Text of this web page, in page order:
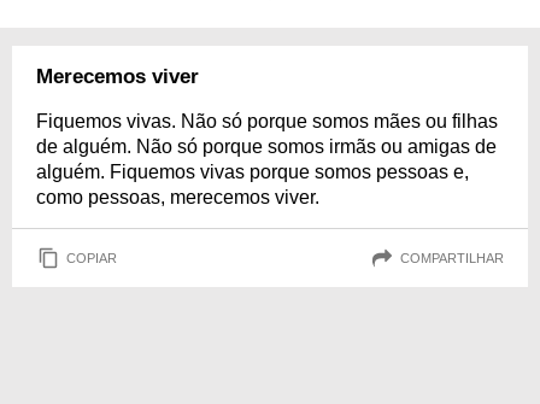
Merecemos viver
Fiquemos vivas. Não só porque somos mães ou filhas
de alguém. Não só porque somos irmãs ou amigas de
alguém. Fiquemos vivas porque somos pessoas e,
como pessoas, merecemos viver.
COPIAR COMPARTILHAR